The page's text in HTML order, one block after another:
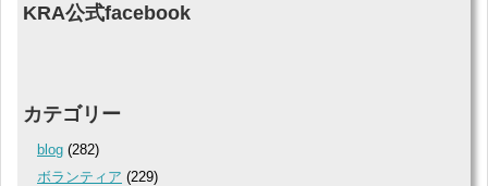
KRA公式facebook
カテゴリー
blog (282)
ボランティア (229)